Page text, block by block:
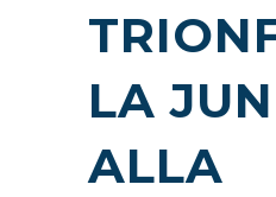
LA
ALLA